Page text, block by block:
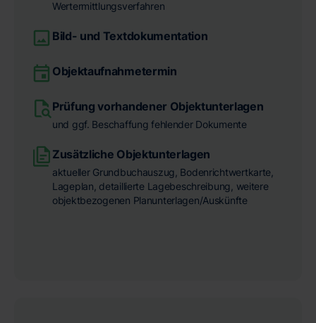
Wertermittlungsverfahren
Bild- und Textdokumentation
Objektaufnahmetermin
Prüfung vorhandener Objektunterlagen
und ggf. Beschaffung fehlender Dokumente
Zusätzliche Objektunterlagen
aktueller Grundbuchauszug, Bodenrichtwertkarte,
Lageplan, detaillierte Lagebeschreibung, weitere
objektbezogenen Planunterlagen/Auskünfte